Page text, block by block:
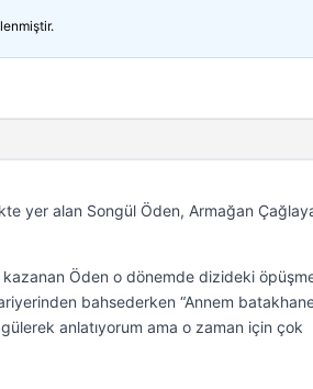
yer alan Songül Öden, Armağan
Öden o dönemde dizideki
bahsederken “Annem
anlatıyorum ama o zaman için çok